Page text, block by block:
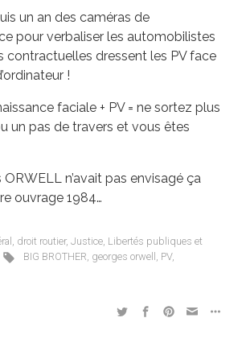
un an des caméras de
pour verbaliser les automobilistes
contractuelles dressent les PV face
!
faciale + PV = ne sortez plus
un pas de travers et vous êtes
n’avait pas envisagé ça
ouvrage 1984…
, droit routier, Justice, Libertés publiques et
BIG BROTHER, georges orwell , PV,